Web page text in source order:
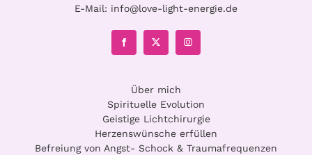
E-Mail: info@love-light-energie.de
Über mich
Spirituelle Evolution
Geistige Lichtchirurgie
Herzenswünsche erfüllen
Befreiung von Angst- Schock & Traumafrequenzen